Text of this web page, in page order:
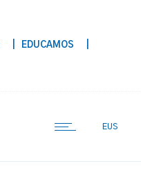
| EDUCAMOS
EUS